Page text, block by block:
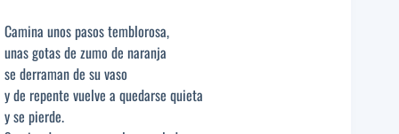
Camina unos pasos temblorosa,
unas gotas de zumo de naranja
se derraman de su vaso
y de repente vuelve a quedarse quieta
y se pierde.